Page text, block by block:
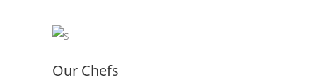
Our Chefs